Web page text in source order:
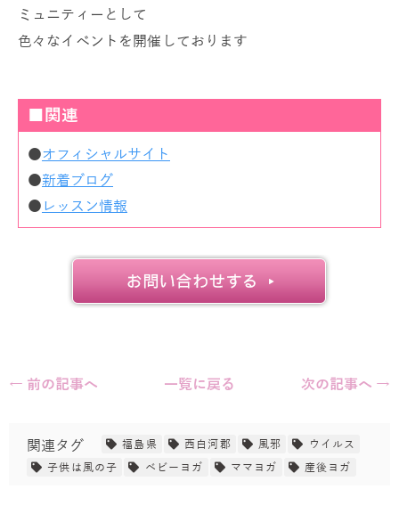
ミュニティーとして
色々なイベントを開催しております
■関連
●オフィシャルサイト
●新着ブログ
●レッスン情報
← 前の記事へ 一覧に戻る 次の記事へ →
関連タグ 福島県 西白河郡 風邪
ウイルス
子供は風の子
ベビーヨガ ママヨガ 産後ヨガ